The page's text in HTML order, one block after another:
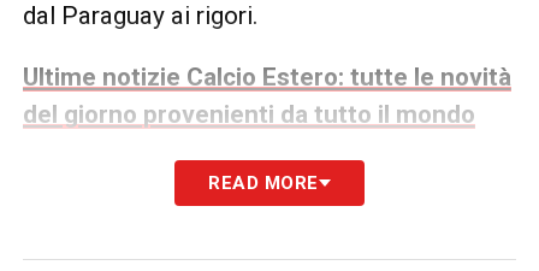
dal Paraguay ai rigori.
Ultime notizie Calcio Estero: tutte le novità
del giorno provenienti da tutto il mondo
READ MORE